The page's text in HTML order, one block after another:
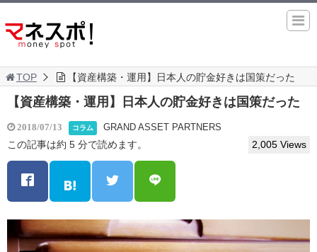
TOP 【資産構築・運用】日本人の貯金好きは国策だった
【資産構築・運用】日本人の貯金好きは国策だった
2018/07/13 コラム GRAND ASSET PARTNERS
この記事は約 5 分で読めます。 2,005 Views